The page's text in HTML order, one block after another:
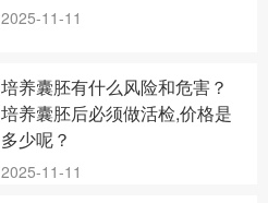
2025-11-11
培养囊胚有什么风险和危害？
培养囊胚后必须做活检,价格是
多少呢？
2025-11-11